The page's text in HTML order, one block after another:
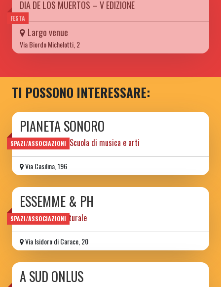
FESTA
DIA DE LOS MUERTOS – V EDIZIONE
Largo venue
Via Biordo Michelotti, 2
TI POSSONO INTERESSARE:
SPAZI/ASSOCIAZIONI
PIANETA SONORO
Spazio sociale e Scuola di musica e arti
Via Casilina, 196
SPAZI/ASSOCIAZIONI
ESSEMME & PH
associazione culturale
Via Isidoro di Carace, 20
A SUD ONLUS